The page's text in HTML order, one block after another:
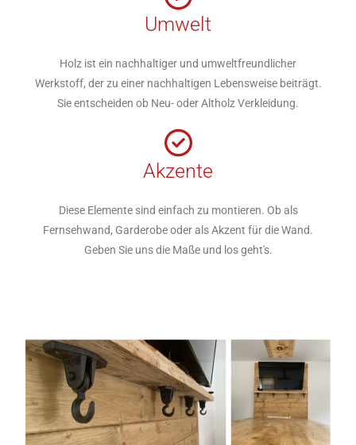
Umwelt
Holz ist ein nachhaltiger und umweltfreundlicher
Werkstoff, der zu einer nachhaltigen Lebensweise beiträgt.
Sie entscheiden ob Neu- oder Altholz Verkleidung.
Akzente
Diese Elemente sind einfach zu montieren. Ob als
Fernsehwand, Garderobe oder als Akzent für die Wand.
Geben Sie uns die Maße und los geht's.